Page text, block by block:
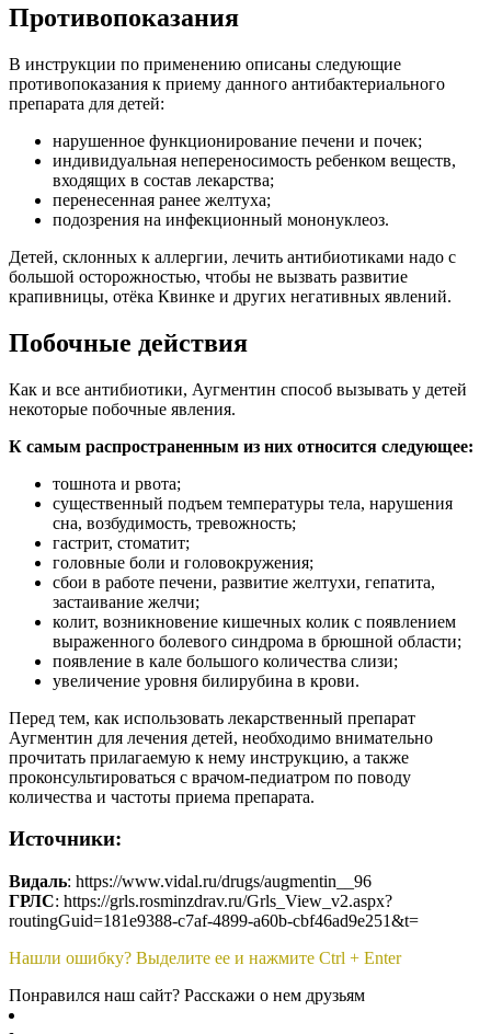
Противопоказания
В инструкции по применению описаны следующие
противопоказания к приему данного антибактериального
препарата для детей:
нарушенное функционирование печени и почек;
индивидуальная непереносимость ребенком веществ,
входящих в состав лекарства;
перенесенная ранее желтуха;
подозрения на инфекционный мононуклеоз.
Детей, склонных к аллергии, лечить антибиотиками надо с
большой осторожностью, чтобы не вызвать развитие
крапивницы, отёка Квинке и других негативных явлений.
Побочные действия
Как и все антибиотики, Аугментин способ вызывать у детей
некоторые побочные явления.
К самым распространенным из них относится следующее:
тошнота и рвота;
существенный подъем температуры тела, нарушения
сна, возбудимость, тревожность;
гастрит, стоматит;
головные боли и головокружения;
сбои в работе печени, развитие желтухи, гепатита,
застаивание желчи;
колит, возникновение кишечных колик с появлением
выраженного болевого синдрома в брюшной области;
появление в кале большого количества слизи;
увеличение уровня билирубина в крови.
Перед тем, как использовать лекарственный препарат
Аугментин для лечения детей, необходимо внимательно
прочитать прилагаемую к нему инструкцию, а также
проконсультироваться с врачом-педиатром по поводу
количества и частоты приема препарата.
Источники:
Видаль: https://www.vidal.ru/drugs/augmentin__96
ГРЛС: https://grls.rosminzdrav.ru/Grls_View_v2.aspx?
routingGuid=181e9388-c7af-4899-a60b-cbf46ad9e251&t=
Нашли ошибку? Выделите ее и нажмите Ctrl + Enter
Понравился наш сайт? Расскажи о нем друзьям